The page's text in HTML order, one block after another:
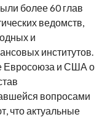
более 60 глав
ведомств,
и
институтов.
Евросоюза и США о
вопросами
что актуальные